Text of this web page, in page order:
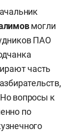
могли
ПАО
часть
вопросы к
по